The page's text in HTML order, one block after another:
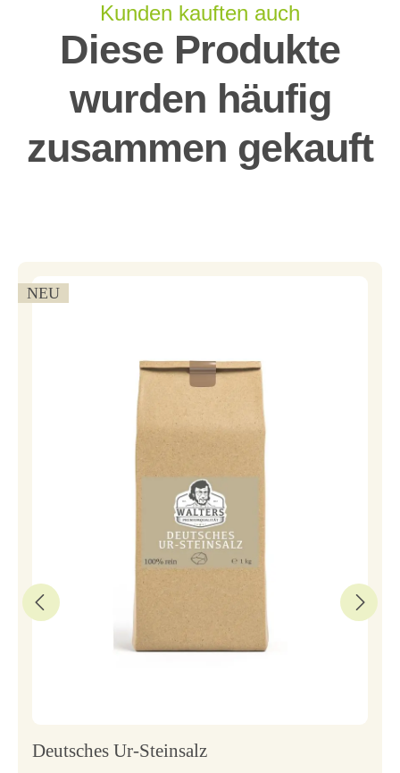
Kunden kauften auch
Diese Produkte
wurden häufig
zusammen gekauft
NEU
Deutsches Ur-Steinsalz